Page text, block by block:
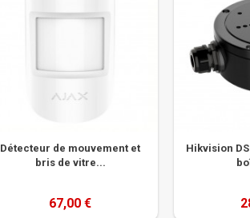
Détecteur de mouvement et
bris de vitre...
67,00 €
Hikvision